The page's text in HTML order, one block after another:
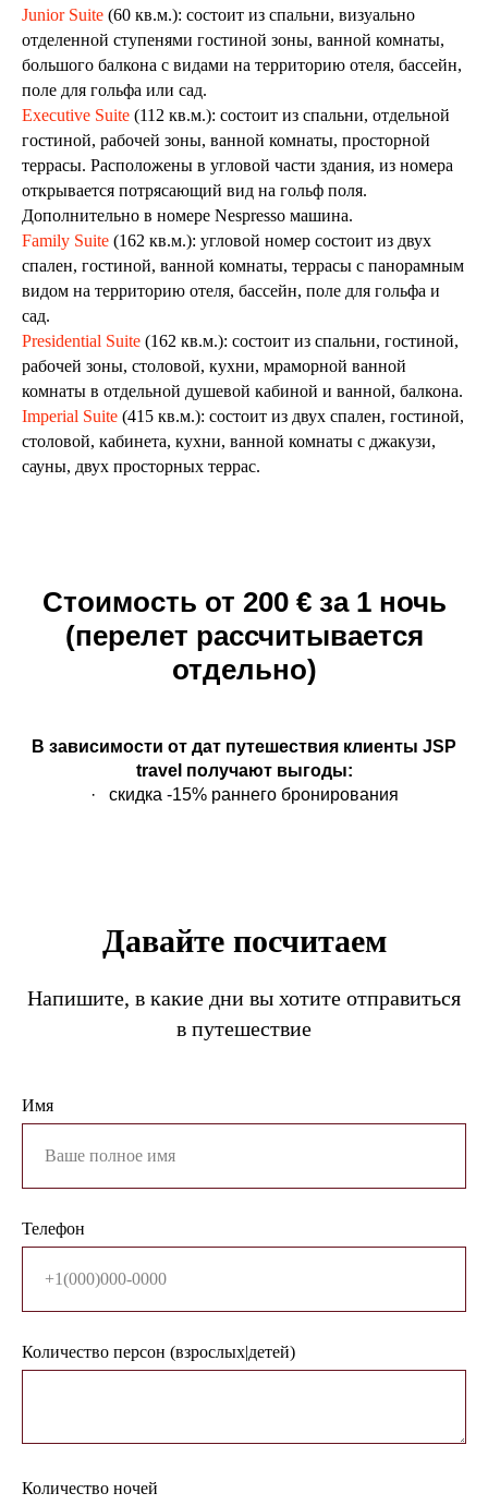
Junior Suite (60 кв.м.): состоит из спальни, визуально
отделенной ступенями гостиной зоны, ванной комнаты,
большого балкона с видами на территорию отеля, бассейн,
поле для гольфа или сад.
Executive Suite (112 кв.м.): состоит из спальни, отдельной
гостиной, рабочей зоны, ванной комнаты, просторной
террасы. Расположены в угловой части здания, из номера
открывается потрясающий вид на гольф поля.
Дополнительно в номере Nespresso машина.
Family Suite (162 кв.м.): угловой номер состоит из двух
спален, гостиной, ванной комнаты, террасы с панорамным
видом на территорию отеля, бассейн, поле для гольфа и
сад.
Presidential Suite (162 кв.м.): состоит из спальни, гостиной,
рабочей зоны, столовой, кухни, мраморной ванной
комнаты в отдельной душевой кабиной и ванной, балкона.
Imperial Suite (415 кв.м.): состоит из двух спален, гостиной,
столовой, кабинета, кухни, ванной комнаты с джакузи,
сауны, двух просторных террас.
Стоимость от 200 € за 1 ночь
(перелет рассчитывается
отдельно)
В зависимости от дат путешествия клиенты JSP
travel получают выгоды:
· скидка -15% раннего бронирования
Давайте посчитаем
Напишите, в какие дни вы хотите отправиться
в путешествие
Имя
Телефон
Количество персон (взрослых|детей)
Количество ночей